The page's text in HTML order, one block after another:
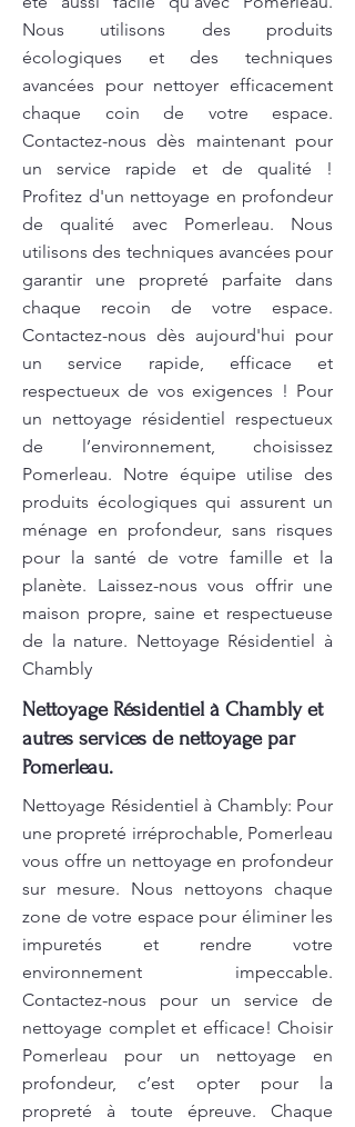
Nous utilisons des produits
écologiques et des techniques
avancées pour nettoyer efficacement
chaque coin de votre espace.
Contactez-nous dès maintenant pour
un service rapide et de qualité !
Profitez d'un nettoyage en profondeur
de qualité avec Pomerleau. Nous
utilisons des techniques avancées pour
garantir une propreté parfaite dans
chaque recoin de votre espace.
Contactez-nous dès aujourd'hui pour
un service rapide, efficace et
respectueux de vos exigences ! Pour
un nettoyage résidentiel respectueux
de l’environnement, choisissez
Pomerleau. Notre équipe utilise des
produits écologiques qui assurent un
ménage en profondeur, sans risques
pour la santé de votre famille et la
planète. Laissez-nous vous offrir une
maison propre, saine et respectueuse
de la nature. Nettoyage Résidentiel à
Chambly
Nettoyage Résidentiel à Chambly et
autres services de nettoyage par
Pomerleau.
Nettoyage Résidentiel à Chambly: Pour
une propreté irréprochable, Pomerleau
vous offre un nettoyage en profondeur
sur mesure. Nous nettoyons chaque
zone de votre espace pour éliminer les
impuretés et rendre votre
environnement impeccable.
Contactez-nous pour un service de
nettoyage complet et efficace! Choisir
Pomerleau pour un nettoyage en
profondeur, c’est opter pour la
propreté à toute épreuve. Chaque